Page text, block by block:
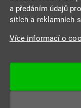
INTEGRA
Jabloňová 662/7
Datová schránka:
a předáním údajů
sítích a reklamních
Více informací o